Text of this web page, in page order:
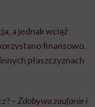
a jednak wciąż
finansowo.
płaszczyznach
– Zdobywa zaufanie i